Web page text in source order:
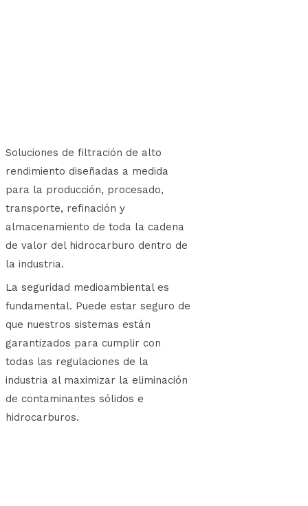
Soluciones de filtración de alto
rendimiento diseñadas a medida
para la producción, procesado,
transporte, refinación y
almacenamiento de toda la cadena
de valor del hidrocarburo dentro de
la industria.
La seguridad medioambiental es
fundamental. Puede estar seguro de
que nuestros sistemas están
garantizados para cumplir con
todas las regulaciones de la
industria al maximizar la eliminación
de contaminantes sólidos e
hidrocarburos.